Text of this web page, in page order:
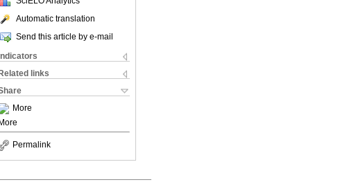
Automatic translation
Send this article by e-mail
Indicators
Related links
More
More
Permalink